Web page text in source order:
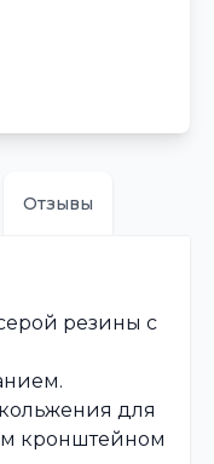
Отзывы
резины с
для
кронштейном